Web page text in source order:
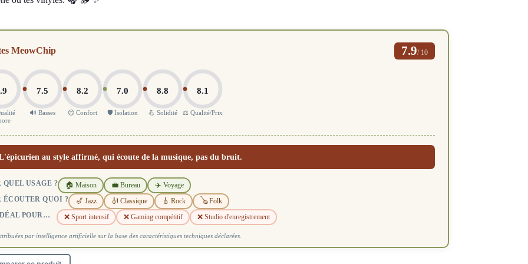
MeowChip 7.9/ 10
7.5
🔊 Basses
8.2
😌 Confort
7.0
🛡️ Isolation
8.8
💪 Solidité
8.1
⚖️ Qualité/Prix
au style affirmé, qui écoute de la musique, pas du bruit.
QUEL USAGE ? 🏠 Maison 💼 Bureau ✈️ Voyage
ÉCOUTER QUOI ? 🎷 Jazz 🎻 Classique 🎸 Rock 🪕 Folk
POUR… ❌ Sport intensif ❌ Gaming compétitif ❌ Studio d'enregistrement
par intelligence artificielle sur la base des caractéristiques techniques déclarées.